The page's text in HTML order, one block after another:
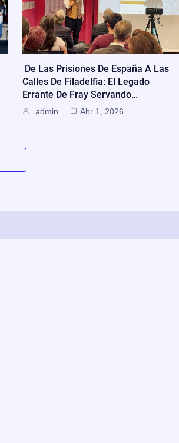
De Las Prisiones De España A Las
Calles De Filadelfia: El Legado
Errante De Fray Servando…
admin Abr 1, 2026